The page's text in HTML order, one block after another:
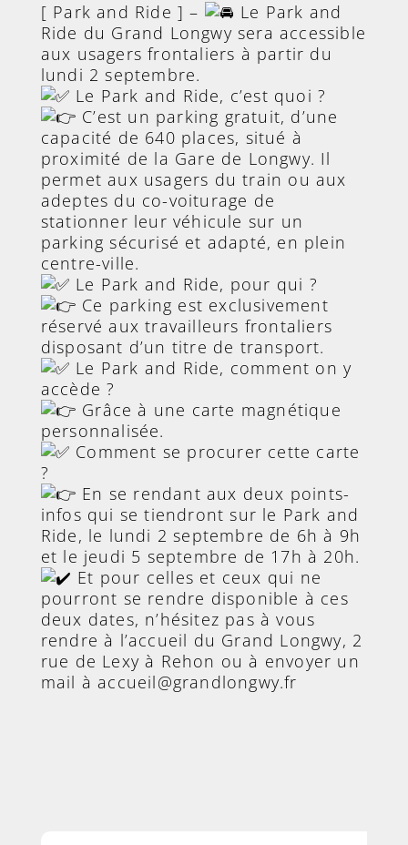
[ Park and Ride ] –
Le Park and
Ride du Grand Longwy sera accessible
aux usagers frontaliers à partir du
lundi 2 septembre.
Le Park and Ride, c’est quoi ?
C’est un parking gratuit, d’une
capacité de 640 places, situé à
proximité de la Gare de Longwy. Il
permet aux usagers du train ou aux
adeptes du co-voiturage de
stationner leur véhicule sur un
parking sécurisé et adapté, en plein
centre-ville.
Le Park and Ride, pour qui ?
Ce parking est exclusivement
réservé aux travailleurs frontaliers
disposant d’un titre de transport.
Le Park and Ride, comment on y
accède ?
Grâce à une carte magnétique
personnalisée.
Comment se procurer cette carte
?
En se rendant aux deux points-
infos qui se tiendront sur le Park and
Ride, le lundi 2 septembre de 6h à 9h
et le jeudi 5 septembre de 17h à 20h.
Et pour celles et ceux qui ne
pourront se rendre disponible à ces
deux dates, n’hésitez pas à vous
rendre à l’accueil du Grand Longwy, 2
rue de Lexy à Rehon ou à envoyer un
mail à accueil@grandlongwy.fr